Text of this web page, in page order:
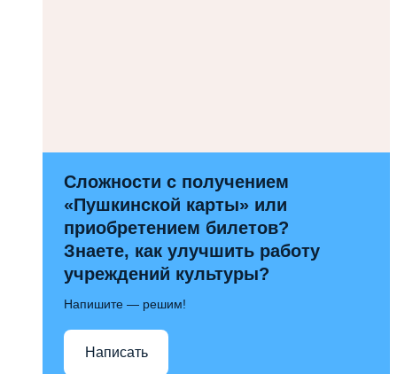
Сложности с получением
«Пушкинской карты» или
приобретением билетов?
Знаете, как улучшить работу
учреждений культуры?
Напишите — решим!
Написать